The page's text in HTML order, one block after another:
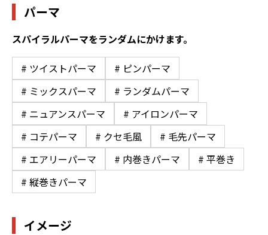
パーマ
スパイラルパーマをランダムにかけます。
# ツイストパーマ
# ピンパーマ
# ミックスパーマ
# ランダムパーマ
# ニュアンスパーマ
# アイロンパーマ
# コテパーマ
# クセ毛風
# 毛先パーマ
# エアリーパーマ
# 内巻きパーマ
# 平巻き
# 縦巻きパーマ
イメージ